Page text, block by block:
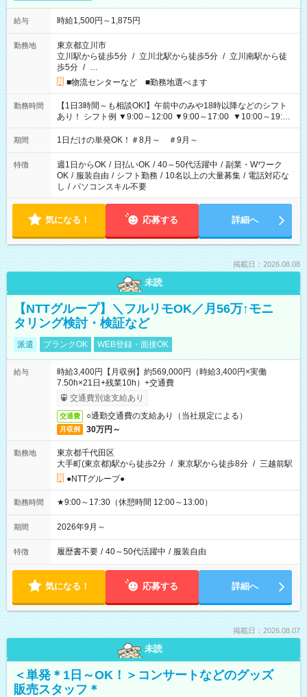
給与 時給1,500円～1,875円
勤務地
東京都立川市
立川駅から徒歩5分 / 立川北駅から徒歩5分 / 立川南駅から徒
歩5分 / …
■物流センターなど ■勤務地選べます
勤務時間
【1日3時間～も相談OK!】午前中のみや18時以降などのシフト
あり！ シフト例 ▼9:00～12:00 ▼9:00～17:00 ▼10:00～19:00
▼18:00～21:00
期間 1日だけの単発OK！＃8月～ ＃9月～
特徴 週1日からOK / 日払いOK / 40～50代活躍中 / 副業・Wワーク
OK / 服装自由 / シフト勤務 / 10名以上の大量募集 / 電話対応な
し / パソコンスキル不要
気になる！ 応募する 詳細へ
掲載日：2026.08.08
未読
【NTTグループ】＼フルリモOK／月56万↑モニ
タリング検討・検証など
派遣 ブランクOK WEB登録・面接OK
給与
時給3,400円【月収例】約569,000円（時給3,400円×実働
7.50h×21日+残業10h）+交通費
交通費別途支給あり
交通費 ○通勤交通費の支給あり（当社規定による）
月収例 30万円～
勤務地
東京都千代田区
大手町(東京都)駅から徒歩2分 / 東京駅から徒歩8分 / 三越前駅
●NTTグループ●
勤務時間 ★9:00～17:30（休憩時間 12:00～13:00）
期間 2026年9月～
特徴 履歴書不要 / 40～50代活躍中 / 服装自由
気になる！ 応募する 詳細へ
掲載日：2026.08.07
未読
＜単発＊1日～OK！＞コンサートなどのグッズ
販売スタッフ＊